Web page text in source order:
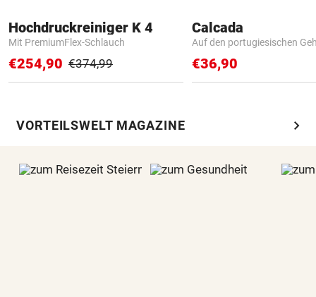
Hochdruckreiniger K 4
Mit PremiumFlex-Schlauch
€254,90 €374,99
Calcada
Auf den portugiesischen
€36,90
VORTEILSWELT MAGAZINE chevron_right